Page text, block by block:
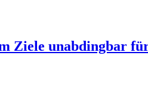
Ziele unabdingbar